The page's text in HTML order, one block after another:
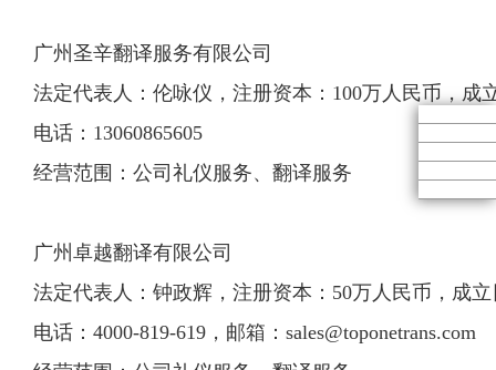
广州圣辛翻译服务有限公司
法定代表人：伦咏仪，注册资本：100万人民币，成
电话：13060865605
经营范围：公司礼仪服务、翻译服务
广州卓越翻译有限公司
法定代表人：钟政辉，注册资本：50万人民币，成立
电话：4000-819-619，邮箱： sales@toponetrans.com